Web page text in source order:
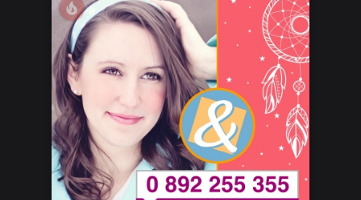
local_fire_department